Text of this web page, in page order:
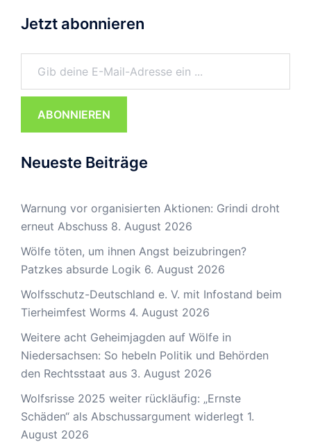
Jetzt abonnieren
Gib deine E-Mail-Adresse ein ...
ABONNIEREN
Neueste Beiträge
Warnung vor organisierten Aktionen: Grindi droht
erneut Abschuss 8. August 2026
Wölfe töten, um ihnen Angst beizubringen?
Patzkes absurde Logik 6. August 2026
Wolfsschutz-Deutschland e. V. mit Infostand beim
Tierheimfest Worms 4. August 2026
Weitere acht Geheimjagden auf Wölfe in
Niedersachsen: So hebeln Politik und Behörden
den Rechtsstaat aus 3. August 2026
Wolfsrisse 2025 weiter rückläufig: „Ernste
Schäden“ als Abschussargument widerlegt 1.
August 2026